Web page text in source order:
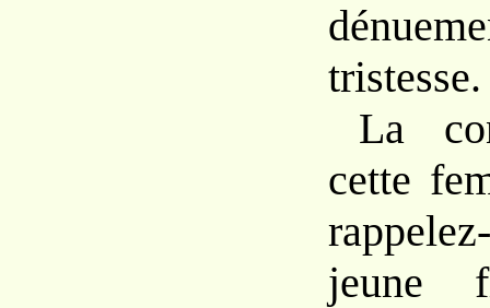
tristesse.
La
cette
jeune